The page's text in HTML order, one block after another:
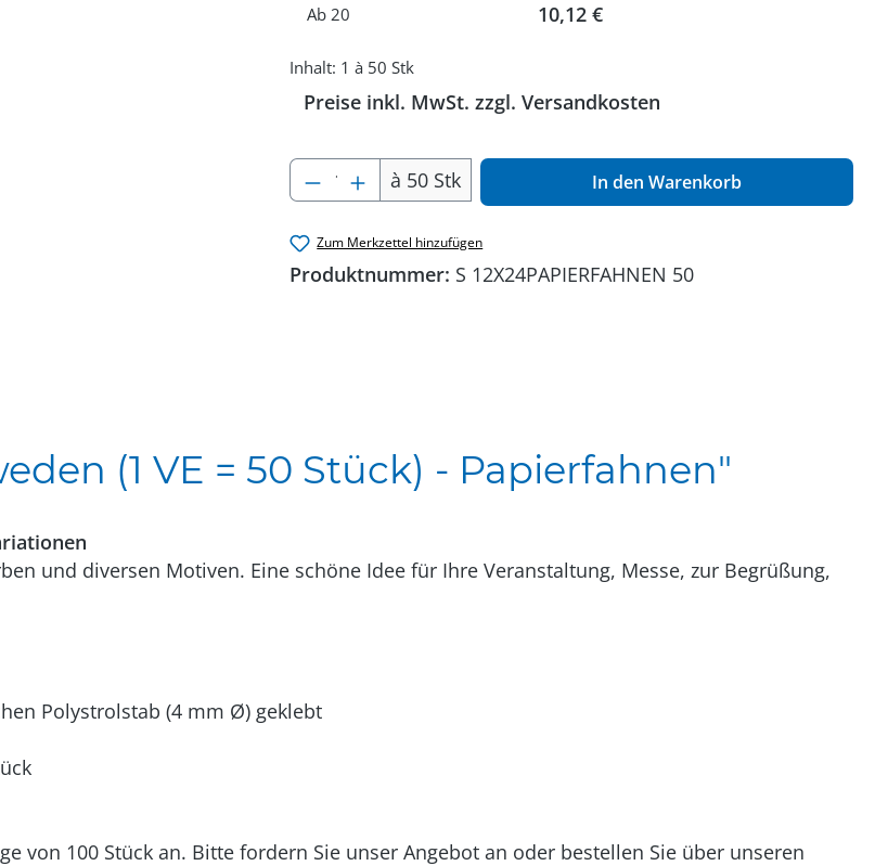
Ab20 10,12 €
Inhalt: 1 à 50 Stk
Preise inkl. MwSt. zzgl. Versandkosten
Produkt Anzahl: Gib den gewünschten Wert
à 50 Stk In den Warenkorb
Zum Merkzettel hinzufügen
Produktnummer: S 12X24PAPIERFAHNEN 50
(1 VE = 50 Stück) - Papierfahnen"
und diversen Motiven. Eine schöne Idee für Ihre Veranstaltung, Messe, zur Begrüßung,
Polystrolstab (4 mm Ø) geklebt
von 100 Stück an. Bitte fordern Sie unser Angebot an oder bestellen Sie über unseren